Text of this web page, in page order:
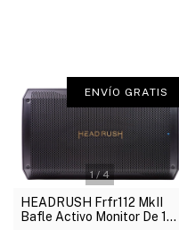
1/4
ENVÍO GRATIS
HEADRUSH Frfr112 MkII
Bafle Activo Monitor De 12"